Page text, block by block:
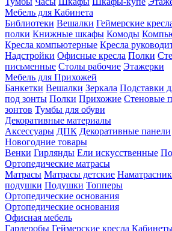
Мебель для Кабинета
Библиотеки Вешалки Геймерские
полки Книжные шкафы Комоды
Кресла компьютерные Кресла
Надстройки Офисные кресла Полки
письменные Столы рабочие Этажерки
Мебель для Прихожей
Банкетки Вешалки Зеркала Подставки
под зонты Полки Прихожие Стеновые
зонтов Тумбы для обуви
Декоративные материалы
Аксессуары ДПК Декоративные панели
Новогодние товары
Венки Гирлянды Ели искусственные
Ортопедические матрасы
Матрасы Матрасы детские
подушки Подушки Топперы
Ортопедические основания
Ортопедические основания
Офисная мебель
Гардеробы Геймерские кресла